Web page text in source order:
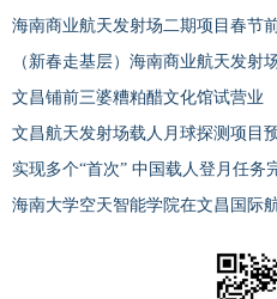
海南商业航天发射场二期项目春节
（新春走基层）海南商业航天发射
文昌铺前三婆糟粕醋文化馆试营业
文昌航天发射场载人月球探测项目
实现多个“首次” 中国载人登月任务
海南大学空天智能学院在文昌国际